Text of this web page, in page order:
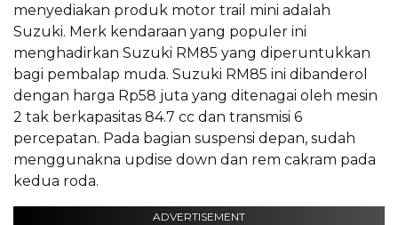
menyediakan produk motor trail mini adalah
Suzuki. Merk kendaraan yang populer ini
menghadirkan Suzuki RM85 yang diperuntukkan
bagi pembalap muda. Suzuki RM85 ini dibanderol
dengan harga Rp58 juta yang ditenagai oleh mesin
2 tak berkapasitas 84.7 cc dan transmisi 6
percepatan. Pada bagian suspensi depan, sudah
menggunakna updise down dan rem cakram pada
kedua roda.
ADVERTISEMENT